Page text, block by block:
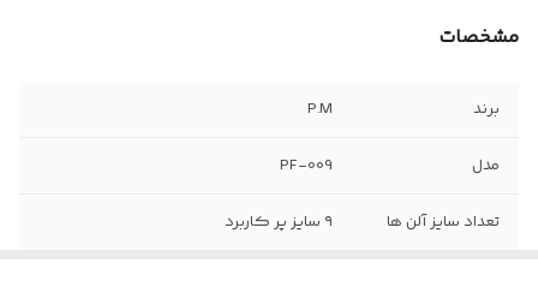
مشخصات
برند P.M
مدل PF-009
تعداد سایز آلن ها ۹ سایز پر کاربرد